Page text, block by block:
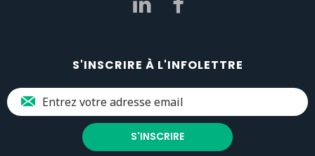
S'INSCRIRE À L'INFOLETTRE